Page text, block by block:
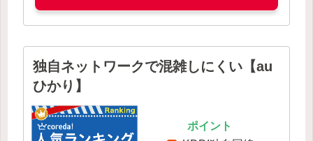
独自ネットワークで混雑しにくい【au
ひかり】
ポイント